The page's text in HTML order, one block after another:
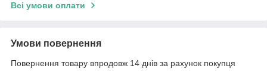
Всі умови оплати
Умови повернення
Повернення товару впродовж 14 днів за рахунок покупця